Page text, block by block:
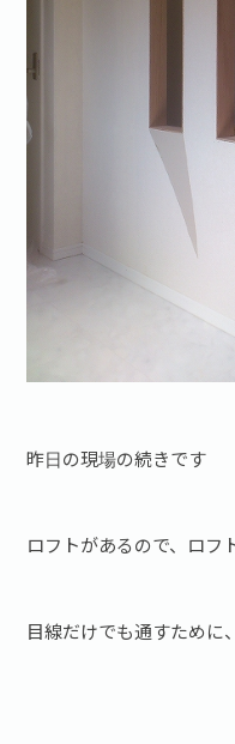
昨日の現場の続きです
ロフトがあるので、ロフ
目線だけでも通すために